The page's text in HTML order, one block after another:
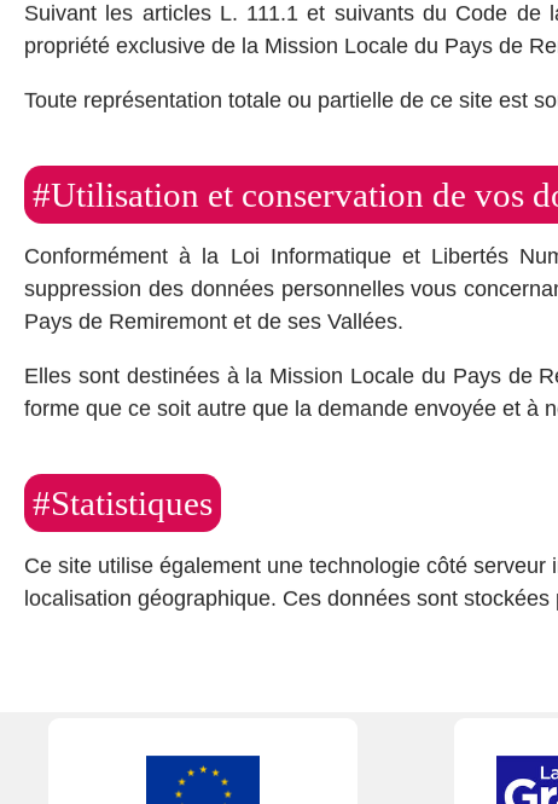
Suivant les articles L. 111.1 et suivants du Code de
propriété exclusive de la Mission Locale du Pays de
Toute représentation totale ou partielle de ce site est
#Utilisation et conservation de vos
Conformément à la Loi Informatique et Libertés
suppression des données personnelles vous
Pays de Remiremont et de ses Vallées.
Elles sont destinées à la Mission Locale du Pays de
forme que ce soit autre que la demande envoyée et à
#Statistiques
Ce site utilise également une technologie côté
localisation géographique. Ces données sont